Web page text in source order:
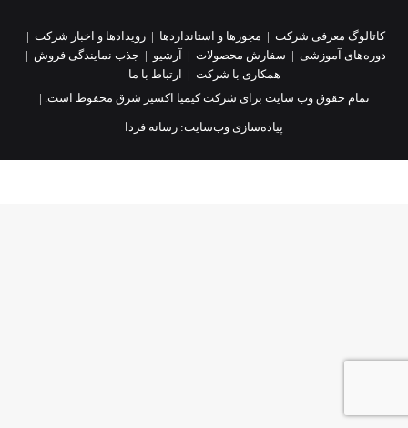
کاتالوگ معرفی شرکت | مجوزها و استانداردها |رویدادها و اخبار شرکت |
دوره‌های آموزشی | سفارش محصولات | آرشیو | جذب نمایندگی فروش |
همکاری با شرکت |
ارتباط با ما
تمام حقوق وب سایت برای شرکت کیمیا اکسیر شرق محفوظ است. |
پیاده‌سازی وب‌سایت: رسانه فردا